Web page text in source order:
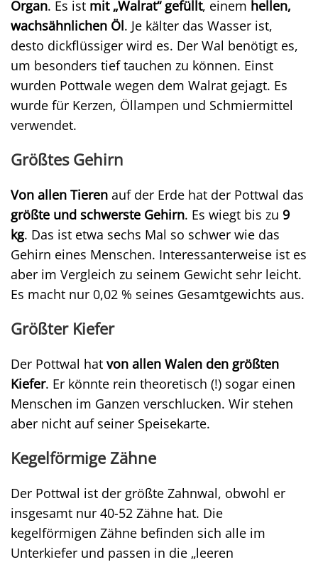
Organ. Es ist mit „Walrat“ gefüllt, einem hellen,
wachsähnlichen Öl. Je kälter das Wasser ist,
desto dickflüssiger wird es. Der Wal benötigt es,
um besonders tief tauchen zu können. Einst
wurden Pottwale wegen dem Walrat gejagt. Es
wurde für Kerzen, Öllampen und Schmiermittel
verwendet.
Größtes Gehirn
Von allen Tieren auf der Erde hat der Pottwal das
größte und schwerste Gehirn. Es wiegt bis zu 9
kg. Das ist etwa sechs Mal so schwer wie das
Gehirn eines Menschen. Interessanterweise ist es
aber im Vergleich zu seinem Gewicht sehr leicht.
Es macht nur 0,02 % seines Gesamtgewichts aus.
Größter Kiefer
Der Pottwal hat von allen Walen den größten
Kiefer. Er könnte rein theoretisch (!) sogar einen
Menschen im Ganzen verschlucken. Wir stehen
aber nicht auf seiner Speisekarte.
Kegelförmige Zähne
Der Pottwal ist der größte Zahnwal, obwohl er
insgesamt nur 40-52 Zähne hat. Die
kegelförmigen Zähne befinden sich alle im
Unterkiefer und passen in die „leeren